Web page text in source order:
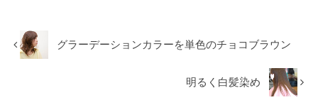
グラーデーションカラーを単色のチョコブラウン
明るく白髪染め